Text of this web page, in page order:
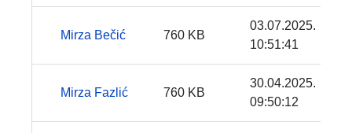
Mirza Bečić 760 KB
03.07.2025.
10:51:41
Mirza Fazlić 760 KB
30.04.2025.
09:50:12